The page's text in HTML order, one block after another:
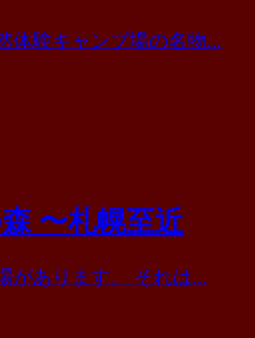
体験キャンプ場の名物...
〜札幌至近
があります。 それは...